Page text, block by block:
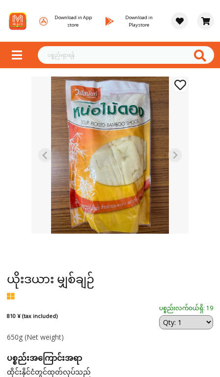
Download in App
store
Download in
Playstore
ယိုးဒယား မျှစ်ချဉ်
810 ¥ (tax included)
ပစ္စည်းလက်ဝယ်ရှိ: 19
650g (Net weight)
ပစ္စည်းအကြောင်းအရာ
ထိုင်းနိုင်ငံတွင်ထုတ်လုပ်သည်